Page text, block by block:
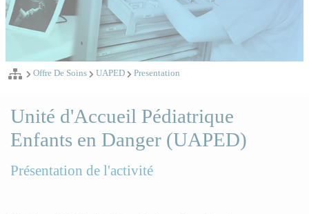
Offre De Soins UAPED Presentation
Unité d'Accueil Pédiatrique
Enfants en Danger (UAPED)
Présentation de l'activité